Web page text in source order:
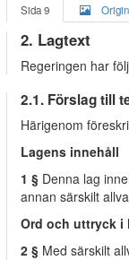
Sida 9
2. Lagtext
Regeringen har
2.1. Förslag till
Härigenom
Lagens innehåll
1 § Denna lag
annan särskilt
Ord och uttryck i
2 § Med särskilt